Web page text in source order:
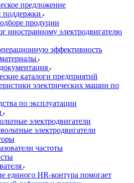
предложение
поддержки
продуции
иностранному электродвигателю
эффективность
каталоги предприятий
электрических машин по
по эксплуатации
электродвигатели
электродвигатели
частоты
единого HR-контура помогает